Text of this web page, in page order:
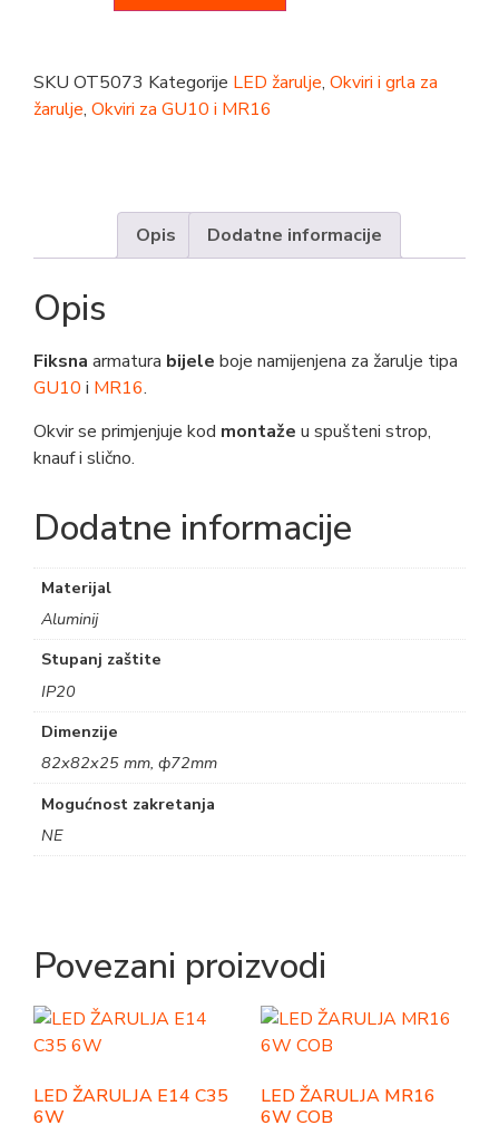
SKU OT5073 Kategorije LED žarulje, Okviri i grla za
žarulje, Okviri za GU10 i MR16
Opis Dodatne informacije
Opis
Fiksna armatura bijele boje namijenjena za žarulje tipa
GU10 i MR16.
Okvir se primjenjuje kod montaže u spušteni strop,
knauf i slično.
Dodatne informacije
Materijal
Aluminij
Stupanj zaštite
IP20
Dimenzije
82x82x25 mm, ф72mm
Mogućnost zakretanja
NE
Povezani proizvodi
LED ŽARULJA E14 C35
6W
LED ŽARULJA MR16
6W COB